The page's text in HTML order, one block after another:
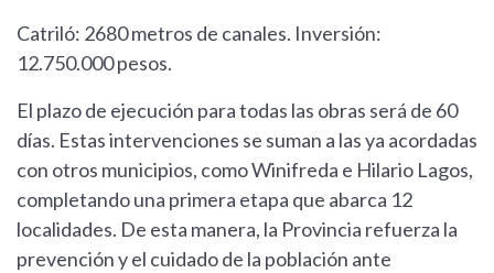
Catriló: 2680 metros de canales. Inversión:
12.750.000 pesos.
El plazo de ejecución para todas las obras será de 60
días. Estas intervenciones se suman a las ya acordadas
con otros municipios, como Winifreda e Hilario Lagos,
completando una primera etapa que abarca 12
localidades. De esta manera, la Provincia refuerza la
prevención y el cuidado de la población ante